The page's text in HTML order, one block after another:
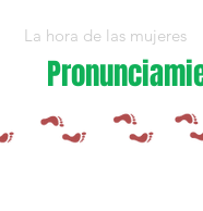
La hora de las mujeres